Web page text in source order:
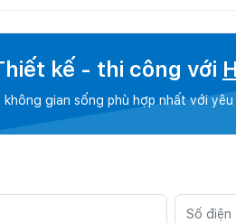
kế - thi công với
gian sống phù hợp nhất với yêu